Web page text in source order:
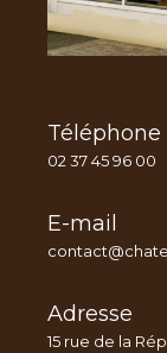
Téléphone
02 37 45 96 00
E-mail
Adresse
15 rue de la